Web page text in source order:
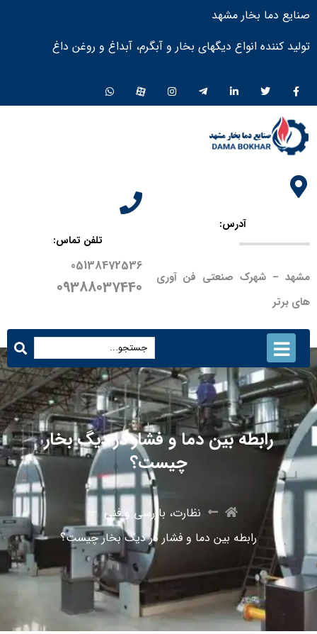
صنایع دما بخار مشهد
تولید کننده انواع دیگهای بخار و آبگرم، آبداغ و روغن داغ ​
آدرس:
مشهد – شهرک صنعتی فن آوری
های برتر
تلفن تماس:
05138472536
09388037440
رابطه بین دما و فشار در دیگ بخار
چیست؟
نظارت، بازرسی و فنی
رابطه بین دما و فشار در دیگ بخار چیست؟